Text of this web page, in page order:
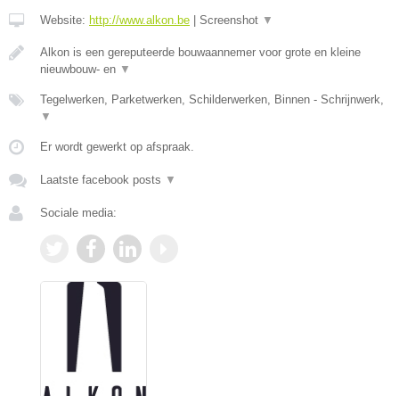
Website: http://www.alkon.be Screenshot ▼
Alkon is een gereputeerde bouwaannemer voor grote en kleine
nieuwbouw- en ▼
Tegelwerken, Parketwerken, Schilderwerken, Binnen - Schrijnwerk,
▼
Er wordt gewerkt op afspraak.
Laatste facebook posts ▼
Sociale media: